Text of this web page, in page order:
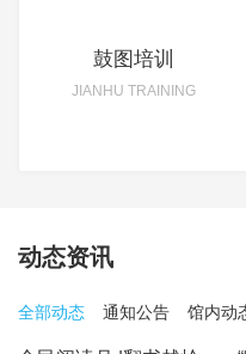
鼓图培训
JIANHU TRAINING
动态资讯
全部动态 通知公告 馆内动